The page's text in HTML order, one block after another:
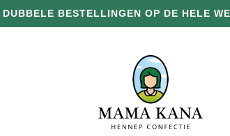
DUBBELE BESTELLINGEN OP DE HELE